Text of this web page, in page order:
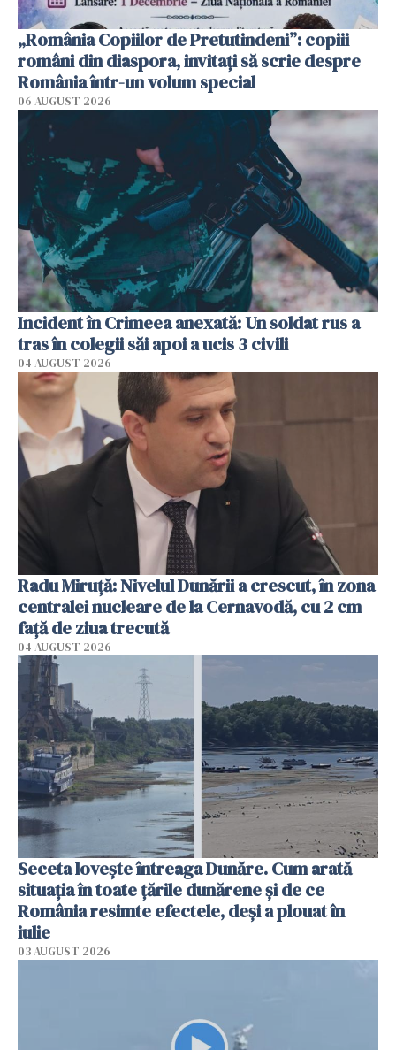
„România Copiilor de Pretutindeni”: copiii
români din diaspora, invitați să scrie despre
România într-un volum special
06 AUGUST 2026
Incident în Crimeea anexată: Un soldat rus a
tras în colegii săi apoi a ucis 3 civili
04 AUGUST 2026
Radu Miruţă: Nivelul Dunării a crescut, în zona
centralei nucleare de la Cernavodă, cu 2 cm
faţă de ziua trecută
04 AUGUST 2026
Seceta lovește întreaga Dunăre. Cum arată
situația în toate țările dunărene și de ce
România resimte efectele, deși a plouat în
iulie
03 AUGUST 2026